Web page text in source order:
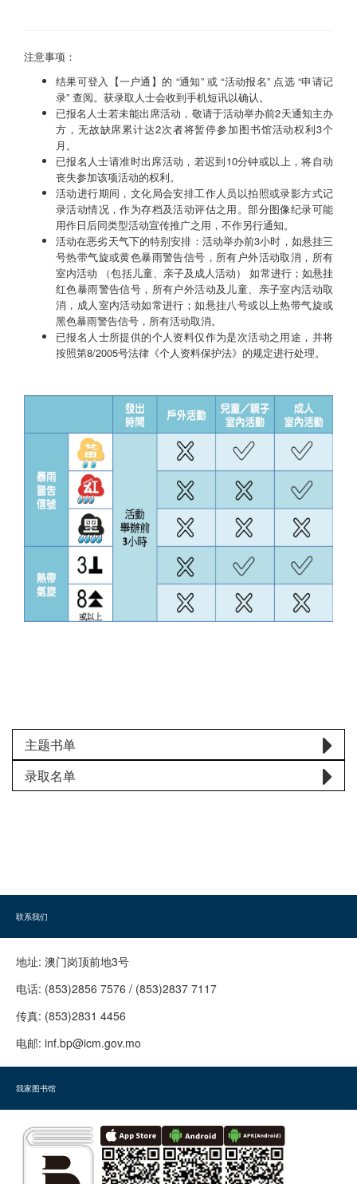
注意事项：
结果可登入【一户通】的 “通知” 或 “活动报名” 点选 “申请记
录” 查阅。获录取人士会收到手机短讯以确认。
已报名人士若未能出席活动，敬请于活动举办前2天通知主办
方，无故缺席累计达2次者将暂停参加图书馆活动权利3个
月。
已报名人士请准时出席活动，若迟到10分钟或以上，将自动
丧失参加该项活动的权利。
活动进行期间，文化局会安排工作人员以拍照或录影方式记
录活动情况，作为存档及活动评估之用。部分图像纪录可能
用作日后同类型活动宣传推广之用，不作另行通知。
活动在恶劣天气下的特别安排：活动举办前3小时，如悬挂三
号热带气旋或黄色暴雨警告信号，所有户外活动取消，所有
室内活动 （包括儿童、亲子及成人活动） 如常进行；如悬挂
红色暴雨警告信号，所有户外活动及儿童、亲子室内活动取
消，成人室内活动如常进行；如悬挂八号或以上热带气旋或
黑色暴雨警告信号，所有活动取消。
已报名人士所提供的个人资料仅作为是次活动之用途，并将
按照第8/2005号法律《个人资料保护法》的规定进行处理。
主题书单
录取名单
联系我们
地址: 澳门岗顶前地3号
电话: (853)2856 7576 / (853)2837 7117
传真: (853)2831 4456
电邮: inf.bp@icm.gov.mo
我家图书馆